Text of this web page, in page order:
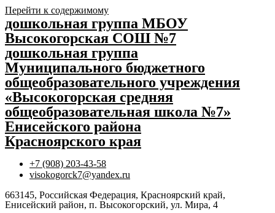
Перейти к содержимому
дошкольная группа МБОУ
Высокогорская СОШ №7
дошкольная группа
Муниципального бюджетного
общеобразовательного учреждения
«Высокогорская средняя
общеобразовательная школа №7»
Енисейского района
Красноярского края
+7 (908) 203-43-58
visokogorck7@yandex.ru
663145, Российская Федерация, Красноярский край,
Енисейский район, п. Высокогорский, ул. Мира, 4